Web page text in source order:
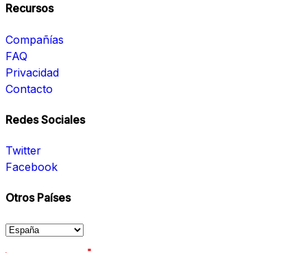
Recursos
Compañías
FAQ
Privacidad
Contacto
Redes Sociales
Twitter
Facebook
Otros Países